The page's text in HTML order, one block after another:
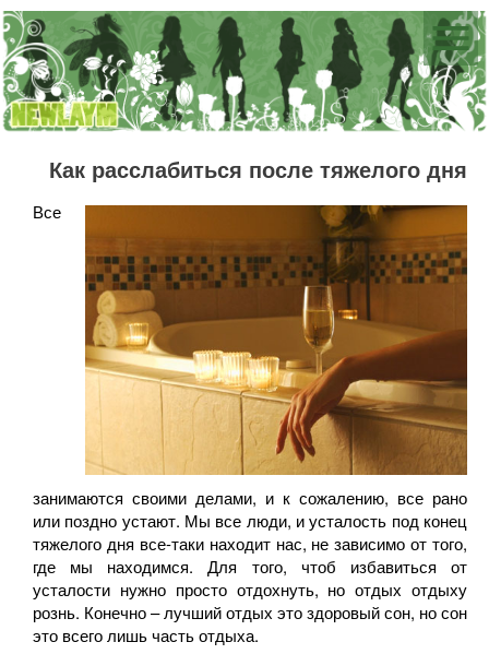
Как расслабиться после тяжелого дня
Все
занимаются своими делами, и к сожалению, все рано
или поздно устают. Мы все люди, и усталость под конец
тяжелого дня все-таки находит нас, не зависимо от того,
где мы находимся. Для того, чтоб избавиться от
усталости нужно просто отдохнуть, но отдых отдыху
рознь. Конечно – лучший отдых это здоровый сон, но сон
это всего лишь часть отдыха.